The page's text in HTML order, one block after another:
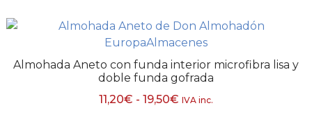
Almohada Aneto con funda interior microfibra lisa y
doble funda gofrada
11,20€ - 19,50€ IVA inc.